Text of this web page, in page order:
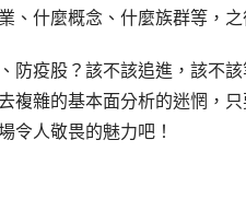
、什麼概念、什麼族群等，
防疫股？該不該追進，該不
複雜的基本面分析的迷惘，
令人敬畏的魅力吧！